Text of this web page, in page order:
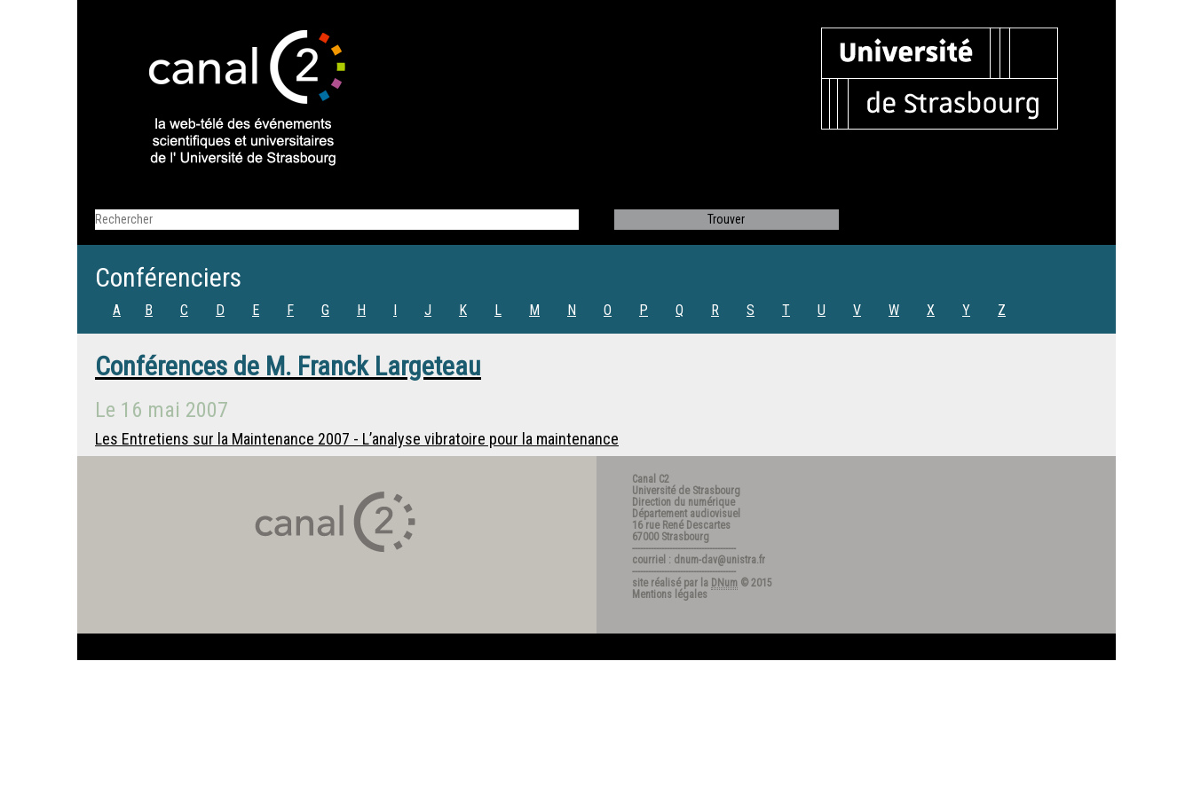
Conférenciers
A B C D E F G H I J K L M N O P Q R S T U V W X Y Z
Conférences de M. Franck Largeteau
Le 16 mai 2007
Les Entretiens sur la Maintenance 2007 - L’analyse vibratoire pour la maintenance
Canal C2
Université de Strasbourg
Direction du numérique
Département audiovisuel
16 rue René Descartes
67000 Strasbourg
---------------------------------------
courriel : dnum-dav@unistra.fr
---------------------------------------
site réalisé par la DNum © 2015
Mentions légales